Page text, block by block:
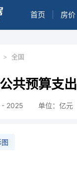
首页 房价
> 全国
共预算支出
- 2025 单位：亿元